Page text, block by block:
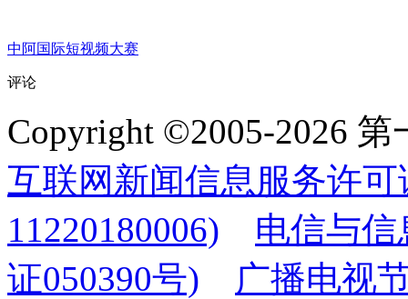
中阿国际短视频大赛
评论
Copyright ©2005-2026
互联网新闻信息服务许
11220180006)
电信与
证050390号)
广播电视